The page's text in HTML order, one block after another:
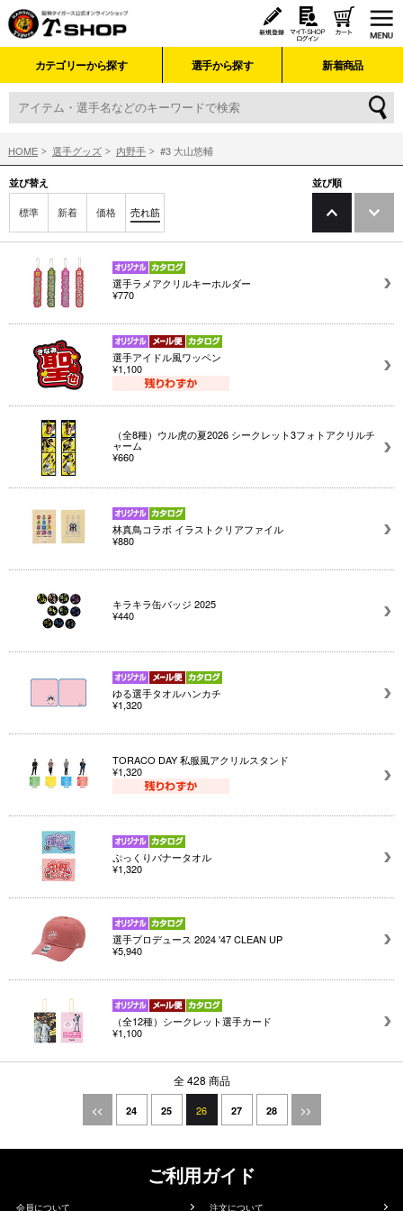
カテゴリーから探す 選手から探す 新着商品
HOME 選手グッズ 内野手 #3 大山悠輔
並び替え
標準 新着 価格 売れ筋
並び順
選手ラメアクリルキーホルダー
¥770
選手アイドル風ワッペン
¥1,100
（全8種）ウル虎の夏2026 シークレット3フォトアクリルチ
ャーム
¥660
林真鳥コラボ イラストクリアファイル
¥880
キラキラ缶バッジ 2025
¥440
ゆる選手タオルハンカチ
¥1,320
TORACO DAY 私服風アクリルスタンド
¥1,320
ぷっくりバナータオル
¥1,320
選手プロデュース 2024 '47 CLEAN UP
¥5,940
（全12種）シークレット選手カード
¥1,100
全 428 商品
<< 24 25 26 27 28 >>
ご利用ガイド
会員について 注文について